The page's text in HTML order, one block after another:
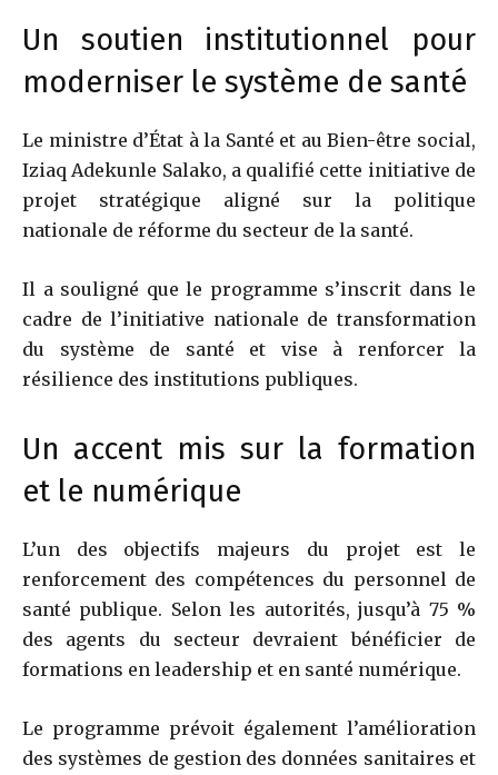
Un soutien institutionnel pour
moderniser le système de santé
Le ministre d’État à la Santé et au Bien-être social,
Iziaq Adekunle Salako, a qualifié cette initiative de
projet stratégique aligné sur la politique
nationale de réforme du secteur de la santé.
Il a souligné que le programme s’inscrit dans le
cadre de l’initiative nationale de transformation
du système de santé et vise à renforcer la
résilience des institutions publiques.
Un accent mis sur la formation
et le numérique
L’un des objectifs majeurs du projet est le
renforcement des compétences du personnel de
santé publique. Selon les autorités, jusqu’à 75 %
des agents du secteur devraient bénéficier de
formations en leadership et en santé numérique.
Le programme prévoit également l’amélioration
des systèmes de gestion des données sanitaires et